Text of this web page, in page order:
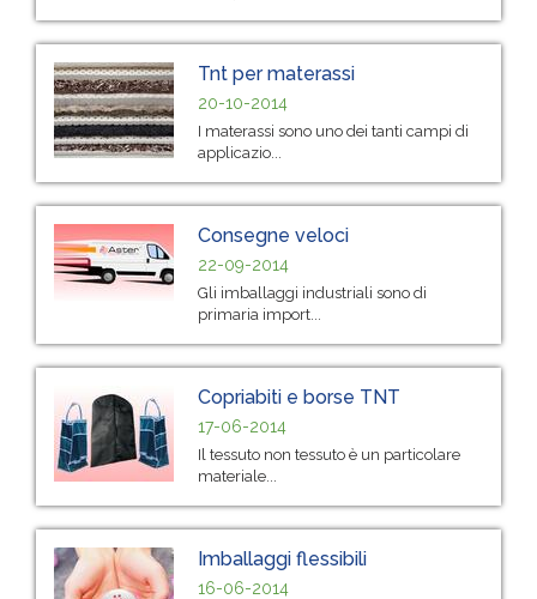
Tnt per materassi
20-10-2014
I materassi sono uno dei tanti campi di
applicazio...
Consegne veloci
22-09-2014
Gli imballaggi industriali sono di
primaria import...
Copriabiti e borse TNT
17-06-2014
Il tessuto non tessuto è un particolare
materiale...
Imballaggi flessibili
16-06-2014